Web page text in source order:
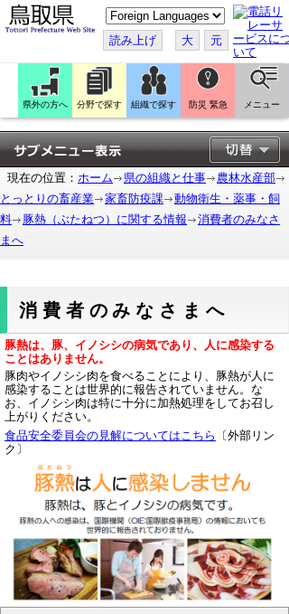
こ
の
ペ
ー
ジ
翻
訳
す
る
読み上げ 大 元
県外の方へ 分野で探す 組織で探す 防災 緊急 メニュー
現在の位置： ホーム 県の組織と仕事
農林水産部
とっとりの畜産業
家畜防疫課
動物衛生・薬事・飼
料
豚熱（ぶたねつ）に関する情報
消費者のみなさ
まへ
消費者のみなさまへ
豚熱は、豚、イノシシの病気であり、人に感染する
ことはありません。
豚肉やイノシシ肉を食べることにより、豚熱が人に
感染することは世界的に報告されていません。な
お、イノシシ肉は特に十分に加熱処理をしてお召し
上がりください。
食品安全委員会の見解についてはこちら
〔外部リン
ク〕